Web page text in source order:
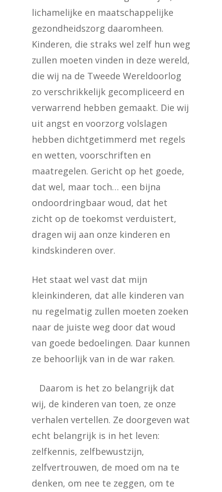
lichamelijke en maatschappelijke
gezondheidszorg daaromheen.
Kinderen, die straks wel zelf hun weg
zullen moeten vinden in deze wereld,
die wij na de Tweede Wereldoorlog
zo verschrikkelijk gecompliceerd en
verwarrend hebben gemaakt. Die wij
uit angst en voorzorg volslagen
hebben dichtgetimmerd met regels
en wetten, voorschriften en
maatregelen. Gericht op het goede,
dat wel, maar toch… een bijna
ondoordringbaar woud, dat het
zicht op de toekomst verduistert,
dragen wij aan onze kinderen en
kindskinderen over.
Het staat wel vast dat mijn
kleinkinderen, dat alle kinderen van
nu regelmatig zullen moeten zoeken
naar de juiste weg door dat woud
van goede bedoelingen. Daar kunnen
ze behoorlijk van in de war raken.
Daarom is het zo belangrijk dat
wij, de kinderen van toen, ze onze
verhalen vertellen. Ze doorgeven wat
echt belangrijk is in het leven:
zelfkennis, zelfbewustzijn,
zelfvertrouwen, de moed om na te
denken, om nee te zeggen, om te